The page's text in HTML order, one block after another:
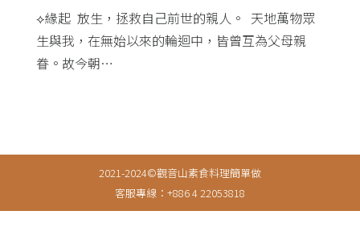
⟡緣起​ ​ 放生，拯救自己前世的親人。​ ​ 天地萬物眾
生與我，在無始以來的輪迴中，皆曾互為父母親
眷。故今朝…
2021-2024©觀音山素食料理簡單做
客服專線：+886 4 22053818